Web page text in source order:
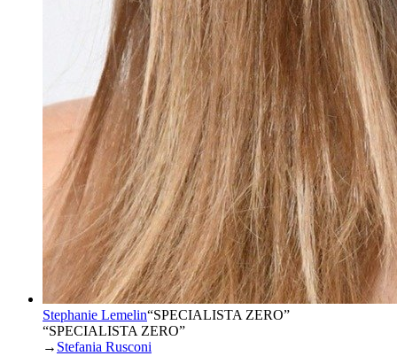
Stephanie Lemelin“SPECIALISTA ZERO”
“SPECIALISTA ZERO”
→ Stefania Rusconi